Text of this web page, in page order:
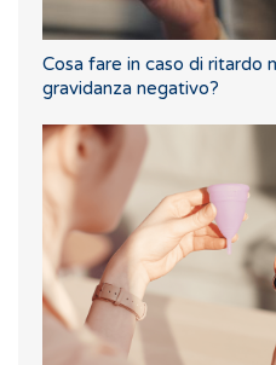
Cosa fare in caso di ritardo
gravidanza negativo?